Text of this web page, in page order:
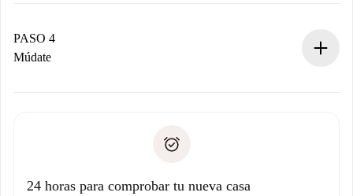
contacto con el propietario.
Si es rechazada: No te haremos ningún cargo y te
Prueba de solvencia
PASO 4
Múdate
no nos comunicas ningún problema.
24 horas para comprobar tu nueva casa